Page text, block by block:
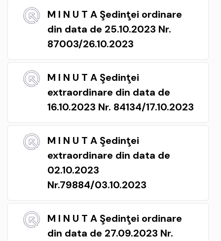
M I N U T A Şedinţei ordinare
din data de 25.10.2023 Nr.
87003/26.10.2023
M I N U T A Şedinţei
extraordinare din data de
16.10.2023 Nr. 84134/17.10.2023
M I N U T A Şedinţei
extraordinare din data de
02.10.2023
Nr.79884/03.10.2023
M I N U T A Şedinţei ordinare
din data de 27.09.2023 Nr.